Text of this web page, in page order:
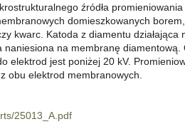
źródła
domieszkowanych
kwarc. Katoda z diamentu
na membranę
elektrod jest poniżej 20 kV.
obu elektrod membranowych.
25013_A.pdf